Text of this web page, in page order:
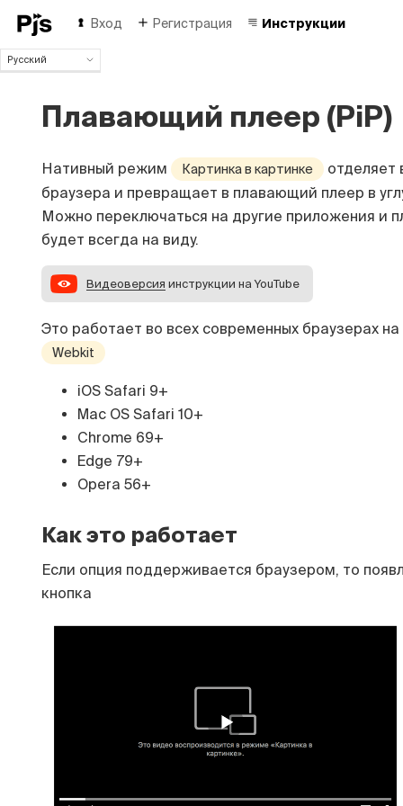
Вход Регистрация Инструкции
Русский
Deutsch
Čeština
Плавающий плеер (PiP)
Нативный режим Картинка в картинке
отделяет
браузера и превращает в плавающий плеер в
Можно переключаться на другие приложения и
будет всегда на виду.
Видеоверсия инструкции на YouTube
Это работает во всех современных браузерах
Webkit
iOS Safari 9+
Mac OS Safari 10+
Chrome 69+
Edge 79+
Opera 56+
Как это работает
Если опция поддерживается браузером, то
кнопка